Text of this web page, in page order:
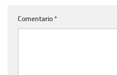
Comentario*